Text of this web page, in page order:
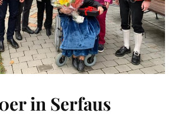
in Serfaus